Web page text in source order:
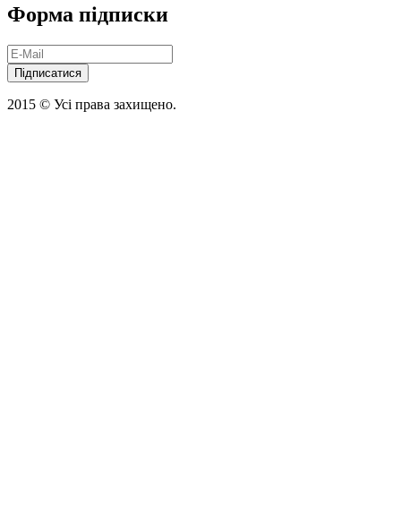
Форма підписки
Підписатися
2015 © Усі права захищено.